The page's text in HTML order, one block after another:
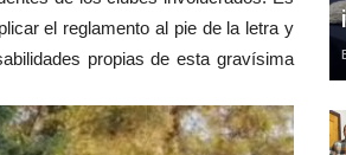
el reglamento al pie de la letra y
propias de esta gravísima